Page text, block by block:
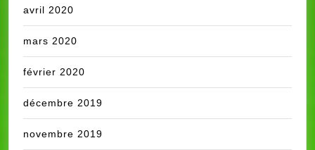
avril 2020
mars 2020
février 2020
décembre 2019
novembre 2019